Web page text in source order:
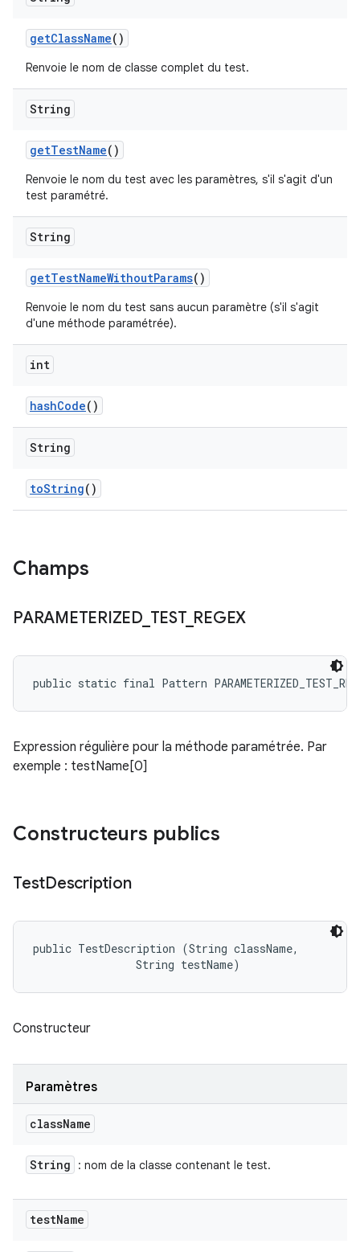
getClassName()
Renvoie le nom de classe complet du test.
String
getTestName()
Renvoie le nom du test avec les paramètres, s'il s'agit d'un
test paramétré.
String
getTestNameWithoutParams()
Renvoie le nom du test sans aucun paramètre (s'il s'agit
d'une méthode paramétrée).
int
hashCode()
String
toString()
Champs
PARAMETERIZED_ TEST_ REGEX
public static final Pattern
Expression régulière pour la méthode paramétrée. Par
exemple : testName[0]
Constructeurs publics
TestDescription
public TestDescription (String className,
                String testName)
Constructeur
Paramètres
className
String : nom de la classe contenant le test.
testName